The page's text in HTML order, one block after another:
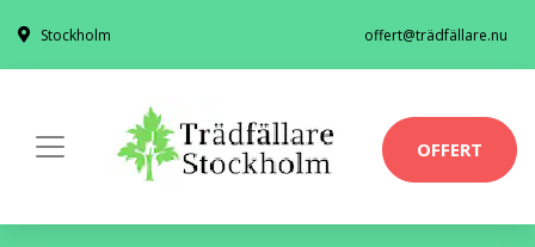
Stockholm offert@trädfällare.nu
OFFERT